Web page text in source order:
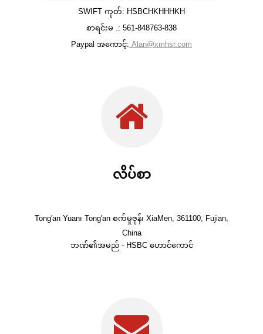
SWIFT ကုတ်: HSBCHKHHHKH
စာရင်းမ .: 561-848763-838
Paypal အကောင့်: Alan@xmhsr.com
လိပ်စာ
Tong'an Yuan၊ Tong'an စက်မှုဇုန်၊ XiaMen, 361100, Fujian,
China
ဘဏ်၏အမည် - HSBC ဟောင်ကောင်